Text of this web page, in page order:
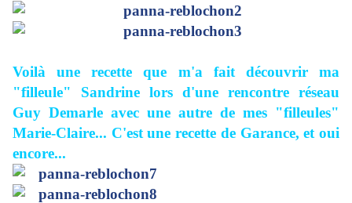
Voilà une recette que m'a fait découvrir ma
"filleule" Sandrine lors d'une rencontre réseau
Guy Demarle avec une autre de mes "filleules"
Marie-Claire... C'est une recette de Garance, et oui
encore...